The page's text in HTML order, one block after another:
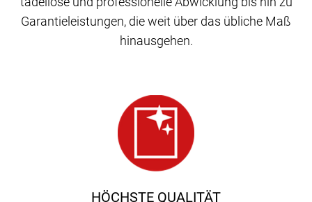
HÖCHSTE QUALITÄT
Garantieleistungen, die weit über das übliche Maß
hinausgehen.